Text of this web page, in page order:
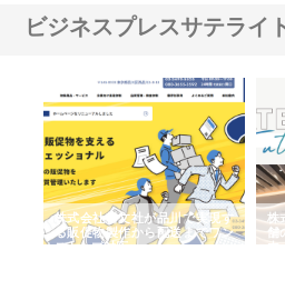
ビジネスプレスサテライ
株式会社耕文社が品川で実現す
る販促物製作から配送までワン
ストップ対応
株
舗
由